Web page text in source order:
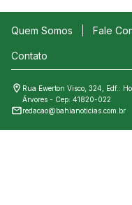
Quem Somos Fale
Contato
Rua Ewerton Visco, 324, Edf.:
Árvores - Cep: 41820-022
redacao@bahianoticias.com.br